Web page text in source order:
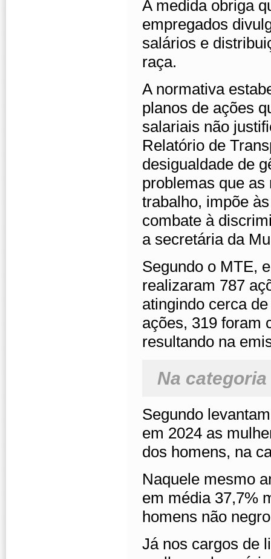
A medida obriga
empregados
salários e
raça.
A normativa
planos de ações
salariais não
Relatório de
desigualdade de
problemas que
trabalho, impõe
combate à
a secretária da
Segundo o MTE,
realizaram 787
atingindo cerca
ações, 319 foram
resultando na
Na
Segundo
em 2024 as
dos homens, na
Naquele mesmo
em média 37,7%
homens não
Já nos cargos de